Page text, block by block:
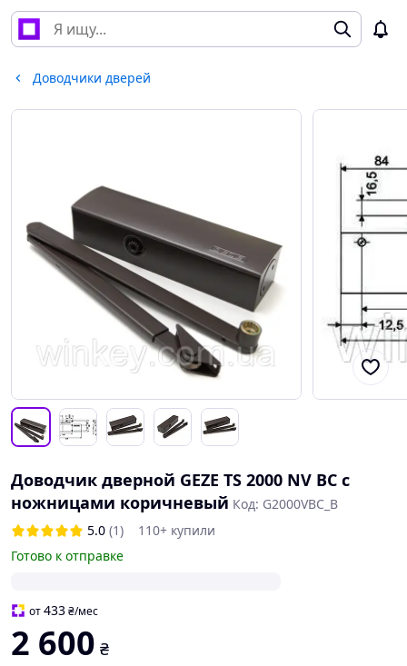
Доводчики дверей
Доводчик дверной GEZE TS 2000 NV BC с
ножницами коричневый Код: G2000VBC_B
5.0 (1)
110+ купили
Готово к отправке
от433₴/мес
2 600 ₴